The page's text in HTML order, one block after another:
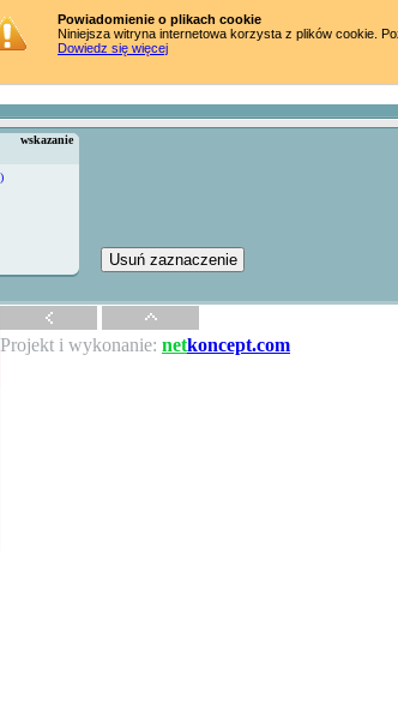
wskazanie
Projekt i wykonanie: netkoncept.com
Powiadomienie o plikach cookie
Niniejsza witryna internetowa korzysta z plików cookie.
Dowiedz się więcej